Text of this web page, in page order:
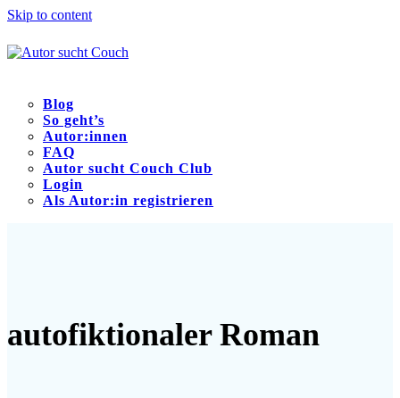
Skip to content
Blog
So geht’s
Autor:innen
FAQ
Autor sucht Couch Club
Login
Als Autor:in registrieren
autofiktionaler Roman